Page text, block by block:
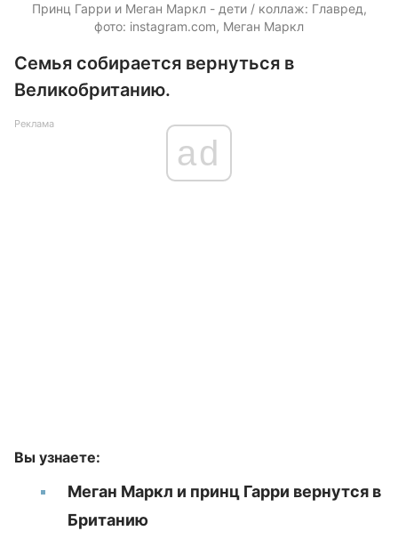
Принц Гарри и Меган Маркл - дети / коллаж: Главред,
фото: instagram.com, Меган Маркл
Семья собирается вернуться в
Великобританию.
Реклама
ad
Вы узнаете:
Меган Маркл и принц Гарри вернутся в
Британию